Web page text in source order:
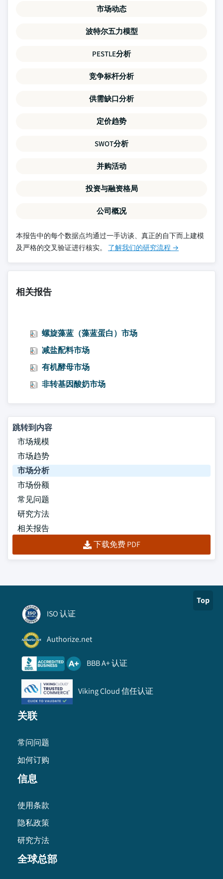
市场动态
波特尔五力模型
PESTLE分析
竞争标杆分析
供需缺口分析
定价趋势
SWOT分析
并购活动
投资与融资格局
公司概况
本报告中的每个数据点均通过一手访谈、真正的自下而上建模
及严格的交叉验证进行核实。 了解我们的研究流程 →
相关报告
螺旋藻蓝（藻蓝蛋白）市场
减盐配料市场
有机酵母市场
非转基因酸奶市场
跳转到内容
市场规模
市场趋势
市场分析
市场份额
常见问题
研究方法
相关报告
下载免费 PDF
Top
ISO 认证
Authorize.net
BBB A+ 认证
Viking Cloud 信任认证
关联
常问问题
如何订购
信息
使用条款
隐私政策
研究方法
全球总部